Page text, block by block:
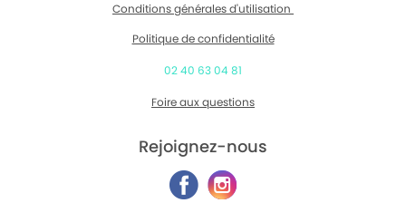
Conditions générales d'utilisation
Politique de confidentialité
02 40 63 04 81
Foire aux questions
Rejoignez-nous